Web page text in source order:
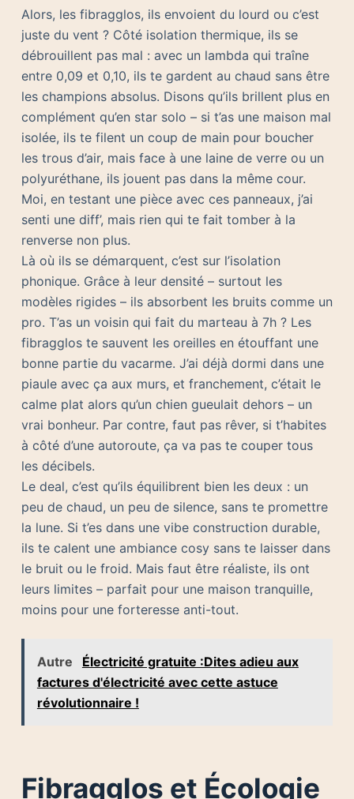
Alors, les fibragglos, ils envoient du lourd ou c’est
juste du vent ? Côté isolation thermique, ils se
débrouillent pas mal : avec un lambda qui traîne
entre 0,09 et 0,10, ils te gardent au chaud sans être
les champions absolus. Disons qu’ils brillent plus en
complément qu’en star solo – si t’as une maison mal
isolée, ils te filent un coup de main pour boucher
les trous d’air, mais face à une laine de verre ou un
polyuréthane, ils jouent pas dans la même cour.
Moi, en testant une pièce avec ces panneaux, j’ai
senti une diff’, mais rien qui te fait tomber à la
renverse non plus.
Là où ils se démarquent, c’est sur l’isolation
phonique. Grâce à leur densité – surtout les
modèles rigides – ils absorbent les bruits comme un
pro. T’as un voisin qui fait du marteau à 7h ? Les
fibragglos te sauvent les oreilles en étouffant une
bonne partie du vacarme. J’ai déjà dormi dans une
piaule avec ça aux murs, et franchement, c’était le
calme plat alors qu’un chien gueulait dehors – un
vrai bonheur. Par contre, faut pas rêver, si t’habites
à côté d’une autoroute, ça va pas te couper tous
les décibels.
Le deal, c’est qu’ils équilibrent bien les deux : un
peu de chaud, un peu de silence, sans te promettre
la lune. Si t’es dans une vibe construction durable,
ils te calent une ambiance cosy sans te laisser dans
le bruit ou le froid. Mais faut être réaliste, ils ont
leurs limites – parfait pour une maison tranquille,
moins pour une forteresse anti-tout.
Autre
Électricité gratuite :Dites adieu aux
factures d'électricité avec cette astuce
révolutionnaire !
Fibragglos et Écologie